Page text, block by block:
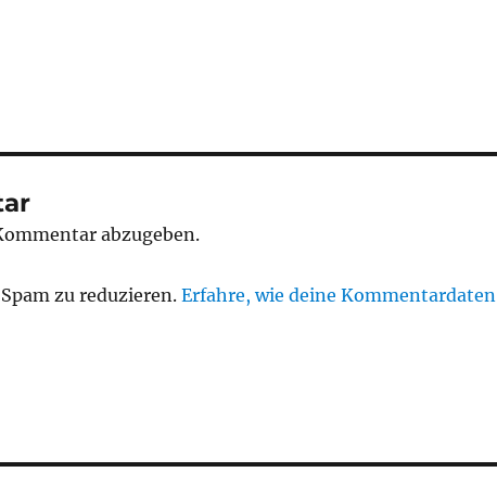
abzugeben.
zu reduzieren.Erfahre, wie deine Kommentardaten